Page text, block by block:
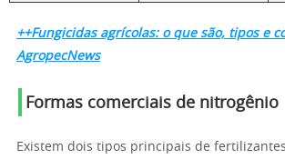
++Fungicidas agrícolas: o que são, tipos e
AgropecNews
Formas comerciais de nitrogênio
Existem dois tipos principais de